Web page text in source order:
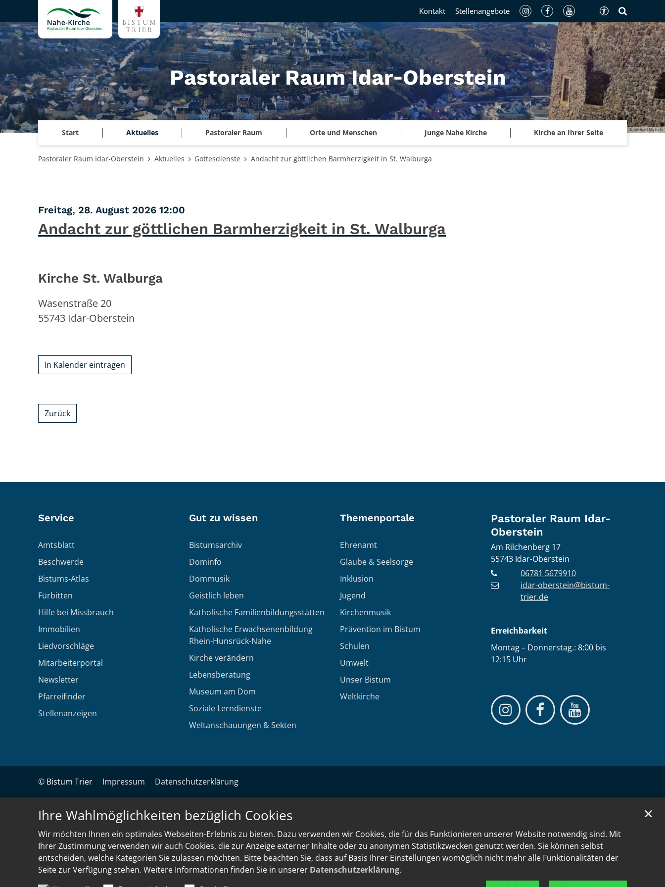
Ihre Wahlmöglichkeiten bezüglich Cookies
Wir möchten Ihnen ein optimales Webseiten-Erlebnis zu bieten. Dazu verwenden wir Cookies, die für das Funktionieren unserer Website notwendig sind. Mit
Ihrer Zustimmung verwenden wir auch Cookies, die zur Anzeige externer Inhalte oder zu anonymen Statistikzwecken genutzt werden. Sie können selbst
entscheiden, welche Kategorien Sie zulassen möchten. Bitte beachten Sie, dass auf Basis Ihrer Einstellungen womöglich nicht mehr alle Funktionalitäten der
Seite zur Verfügung stehen. Weitere Informationen finden Sie in unserer Datenschutzerklärung.
✕
Zum Inhalt springen
© Michael Michels
Pastoraler Raum Idar‑Oberstein
Start Aktuelles Pastoraler Raum Orte und Menschen Junge Nahe Kirche Kirche an Ihrer Seite
Kontakt Stellenangebote
Pastoraler Raum Idar-Oberstein Aktuelles Gottesdienste Andacht zur göttlichen Barmherzigkeit in St. Walburga
Freitag, 28. August 2026 12:00
Andacht zur göttlichen Barmherzigkeit in St. Walburga
Kirche St. Walburga
Wasenstraße 20
55743 Idar-Oberstein
In Kalender eintragen
Zurück
Service
Amtsblatt
Beschwerde
Bistums-Atlas
Fürbitten
Hilfe bei Missbrauch
Immobilien
Liedvorschläge
Mitarbeiterportal
Newsletter
Pfarreifinder
Stellenanzeigen
Gut zu wissen
Bistumsarchiv
Dominfo
Dommusik
Geistlich leben
Katholische Familienbildungsstätten
Katholische Erwachsenenbildung
Rhein-Hunsrück-Nahe
Kirche verändern
Lebensberatung
Museum am Dom
Soziale Lerndienste
Weltanschauungen & Sekten
Themenportale
Ehrenamt
Glaube & Seelsorge
Inklusion
Jugend
Kirchenmusik
Prävention im Bistum
Schulen
Umwelt
Unser Bistum
Weltkirche
Pastoraler Raum Idar-
Oberstein
Am Rilchenberg 17
55743 Idar-Oberstein
06781 5679910
idar-oberstein@bistum-
trier.de
Erreichbarkeit
Montag – Donnerstag.: 8:00 bis
12:15 Uhr
© Bistum Trier Impressum Datenschutzerklärung